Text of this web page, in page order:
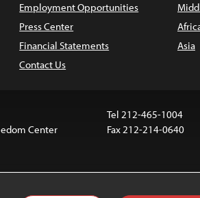
Employment Opportunities
Press Center
Financial Statements
Contact Us
Asia
Center
Tel 212-465-1004
Fax 212-214-0640